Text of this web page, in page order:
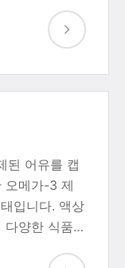
된 어유를 캡
오메가-3 제
입니다. 액상
다양한 식품…